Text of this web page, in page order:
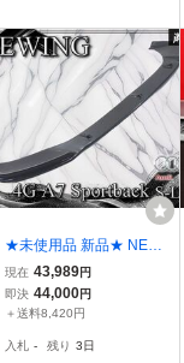
★未使用品 新品★ NEWI
NG ニューイング Audi ア
ウディ 4G A7 スポーツバ
ック S-Line フロントスポ
未塗装 FRP製
現在 43,989円
即決 44,000円
＋送料8,420円
入札 - 残り 3日